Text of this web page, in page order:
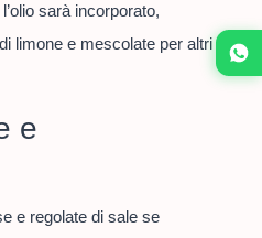
sarà incorporato,
limone e mescolate per altri 30
e
e regolate di sale se